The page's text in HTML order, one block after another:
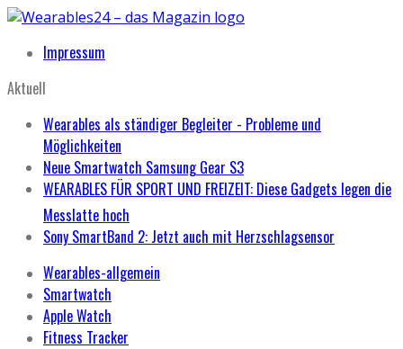
Impressum
Aktuell
Wearables als ständiger Begleiter - Probleme und
Möglichkeiten
Neue Smartwatch Samsung Gear S3
WEARABLES FÜR SPORT UND FREIZEIT: Diese Gadgets legen die
Messlatte hoch
Sony SmartBand 2: Jetzt auch mit Herzschlagsensor
Wearables-allgemein
Smartwatch
Apple Watch
Fitness Tracker